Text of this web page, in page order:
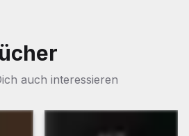
auch interessieren